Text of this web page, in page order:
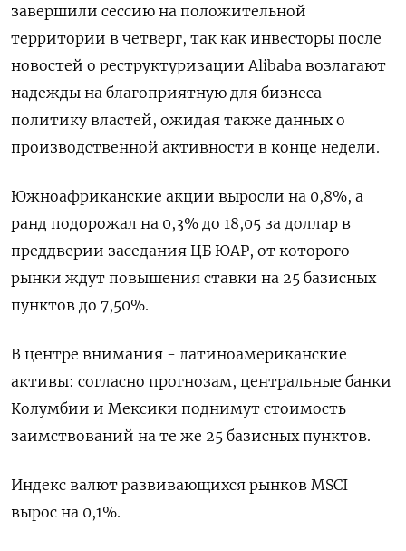
завершили сессию на положительной
территории в четверг, так как инвесторы после
новостей о реструктуризации Alibaba возлагают
надежды на благоприятную для бизнеса
политику властей, ожидая также данных о
производственной активности в конце недели.
Южноафриканские акции выросли на 0,8%, а
ранд подорожал на 0,3% до 18,05 за доллар в
преддверии заседания ЦБ ЮАР, от которого
рынки ждут повышения ставки на 25 базисных
пунктов до 7,50%.
В центре внимания - латиноамериканские
активы: согласно прогнозам, центральные банки
Колумбии и Мексики поднимут стоимость
заимствований на те же 25 базисных пунктов.
Индекс валют развивающихся рынков MSCI
вырос на 0,1%.